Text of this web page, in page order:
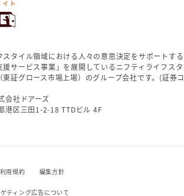
スタイル領域における人々の意思決定をサポートする
援サービス事業」を展開しているニフティライフスタ
東証グロース市場上場）のグループ会社です。(証券コ
会社ドアーズ
港区三田1-2-18 TTDビル 4F
用規約 編集方針
ティング広告について